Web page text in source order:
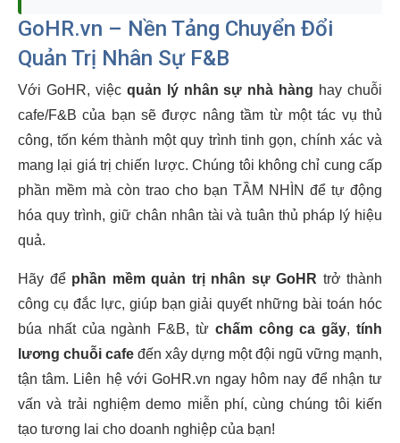
GoHR.vn – Nền Tảng Chuyển Đổi
Quản Trị Nhân Sự F&B
Với GoHR, việc quản lý nhân sự nhà hàng hay chuỗi
cafe/F&B của bạn sẽ được nâng tầm từ một tác vụ thủ
công, tốn kém thành một quy trình tinh gọn, chính xác và
mang lại giá trị chiến lược. Chúng tôi không chỉ cung cấp
phần mềm mà còn trao cho bạn TẦM NHÌN để tự động
hóa quy trình, giữ chân nhân tài và tuân thủ pháp lý hiệu
quả.
Hãy để phần mềm quản trị nhân sự GoHR trở thành
công cụ đắc lực, giúp bạn giải quyết những bài toán hóc
búa nhất của ngành F&B, từ chấm công ca gãy,tính
lương chuỗi cafe đến xây dựng một đội ngũ vững mạnh,
tận tâm. Liên hệ với GoHR.vn ngay hôm nay để nhận tư
vấn và trải nghiệm demo miễn phí, cùng chúng tôi kiến
tạo tương lai cho doanh nghiệp của bạn!